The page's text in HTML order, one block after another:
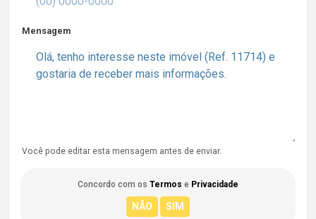
Mensagem
Você pode editar esta mensagem antes de enviar.
Concordo com os Termos e Privacidade